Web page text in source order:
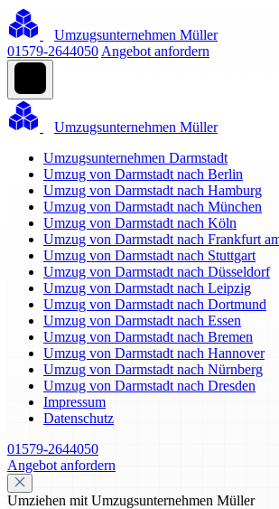
Umzugsunternehmen Müller
01579-2644050 Angebot anfordern
Umzugsunternehmen Müller
Umzugsunternehmen Darmstadt
Umzug von Darmstadt nach Berlin
Umzug von Darmstadt nach Hamburg
Umzug von Darmstadt nach München
Umzug von Darmstadt nach Köln
Umzug von Darmstadt nach Frankfurt
Umzug von Darmstadt nach Stuttgart
Umzug von Darmstadt nach Düsseldorf
Umzug von Darmstadt nach Leipzig
Umzug von Darmstadt nach Dortmund
Umzug von Darmstadt nach Essen
Umzug von Darmstadt nach Bremen
Umzug von Darmstadt nach Hannover
Umzug von Darmstadt nach Nürnberg
Umzug von Darmstadt nach Dresden
Impressum
Datenschutz
01579-2644050
Angebot anfordern
Umziehen mit Umzugsunternehmen Müller